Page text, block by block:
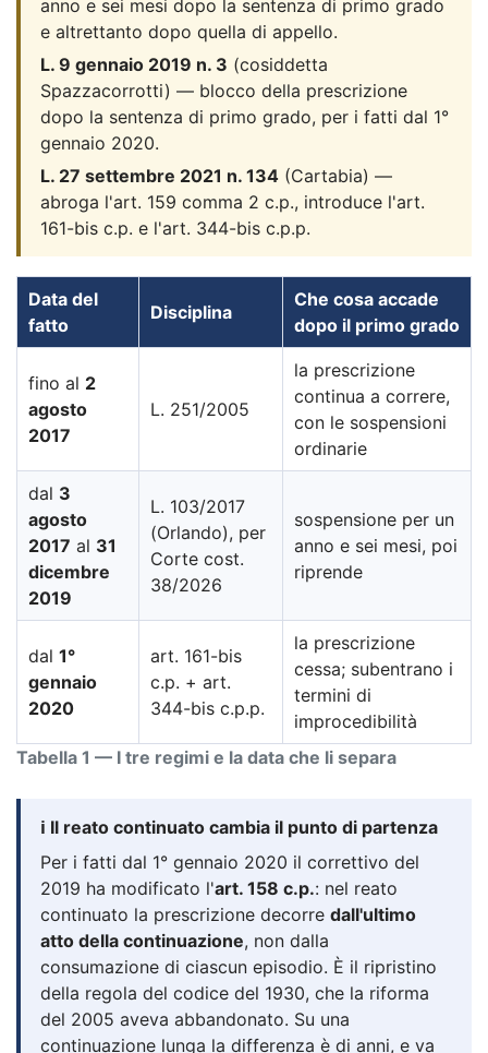
anno e sei mesi dopo la sentenza di primo grado
e altrettanto dopo quella di appello.
L. 9 gennaio 2019 n. 3 (cosiddetta
Spazzacorrotti) — blocco della prescrizione
dopo la sentenza di primo grado, per i fatti dal 1°
gennaio 2020.
L. 27 settembre 2021 n. 134 (Cartabia) —
abroga l'art. 159 comma 2 c.p., introduce l'art.
161-bis c.p. e l'art. 344-bis c.p.p.
Tabella 1 — I tre regimi e la data che li separa
Data del
fatto
Disciplina
Che cosa accade
dopo il primo grado
fino al 2
agosto
2017
L. 251/2005
la prescrizione
continua a correre,
con le sospensioni
ordinarie
dal 3
agosto
2017 al 31
dicembre
2019
L. 103/2017
(Orlando), per
Corte cost.
38/2026
sospensione per un
anno e sei mesi, poi
riprende
dal 1°
gennaio
2020
art. 161-bis
c.p. + art.
344-bis c.p.p.
la prescrizione
cessa; subentrano i
termini di
improcedibilità
ℹ️ Il reato continuato cambia il punto di partenza
Per i fatti dal 1° gennaio 2020 il correttivo del
2019 ha modificato l'art. 158 c.p.: nel reato
continuato la prescrizione decorre dall'ultimo
atto della continuazione, non dalla
consumazione di ciascun episodio. È il ripristino
della regola del codice del 1930, che la riforma
del 2005 aveva abbandonato. Su una
continuazione lunga la differenza è di anni, e va